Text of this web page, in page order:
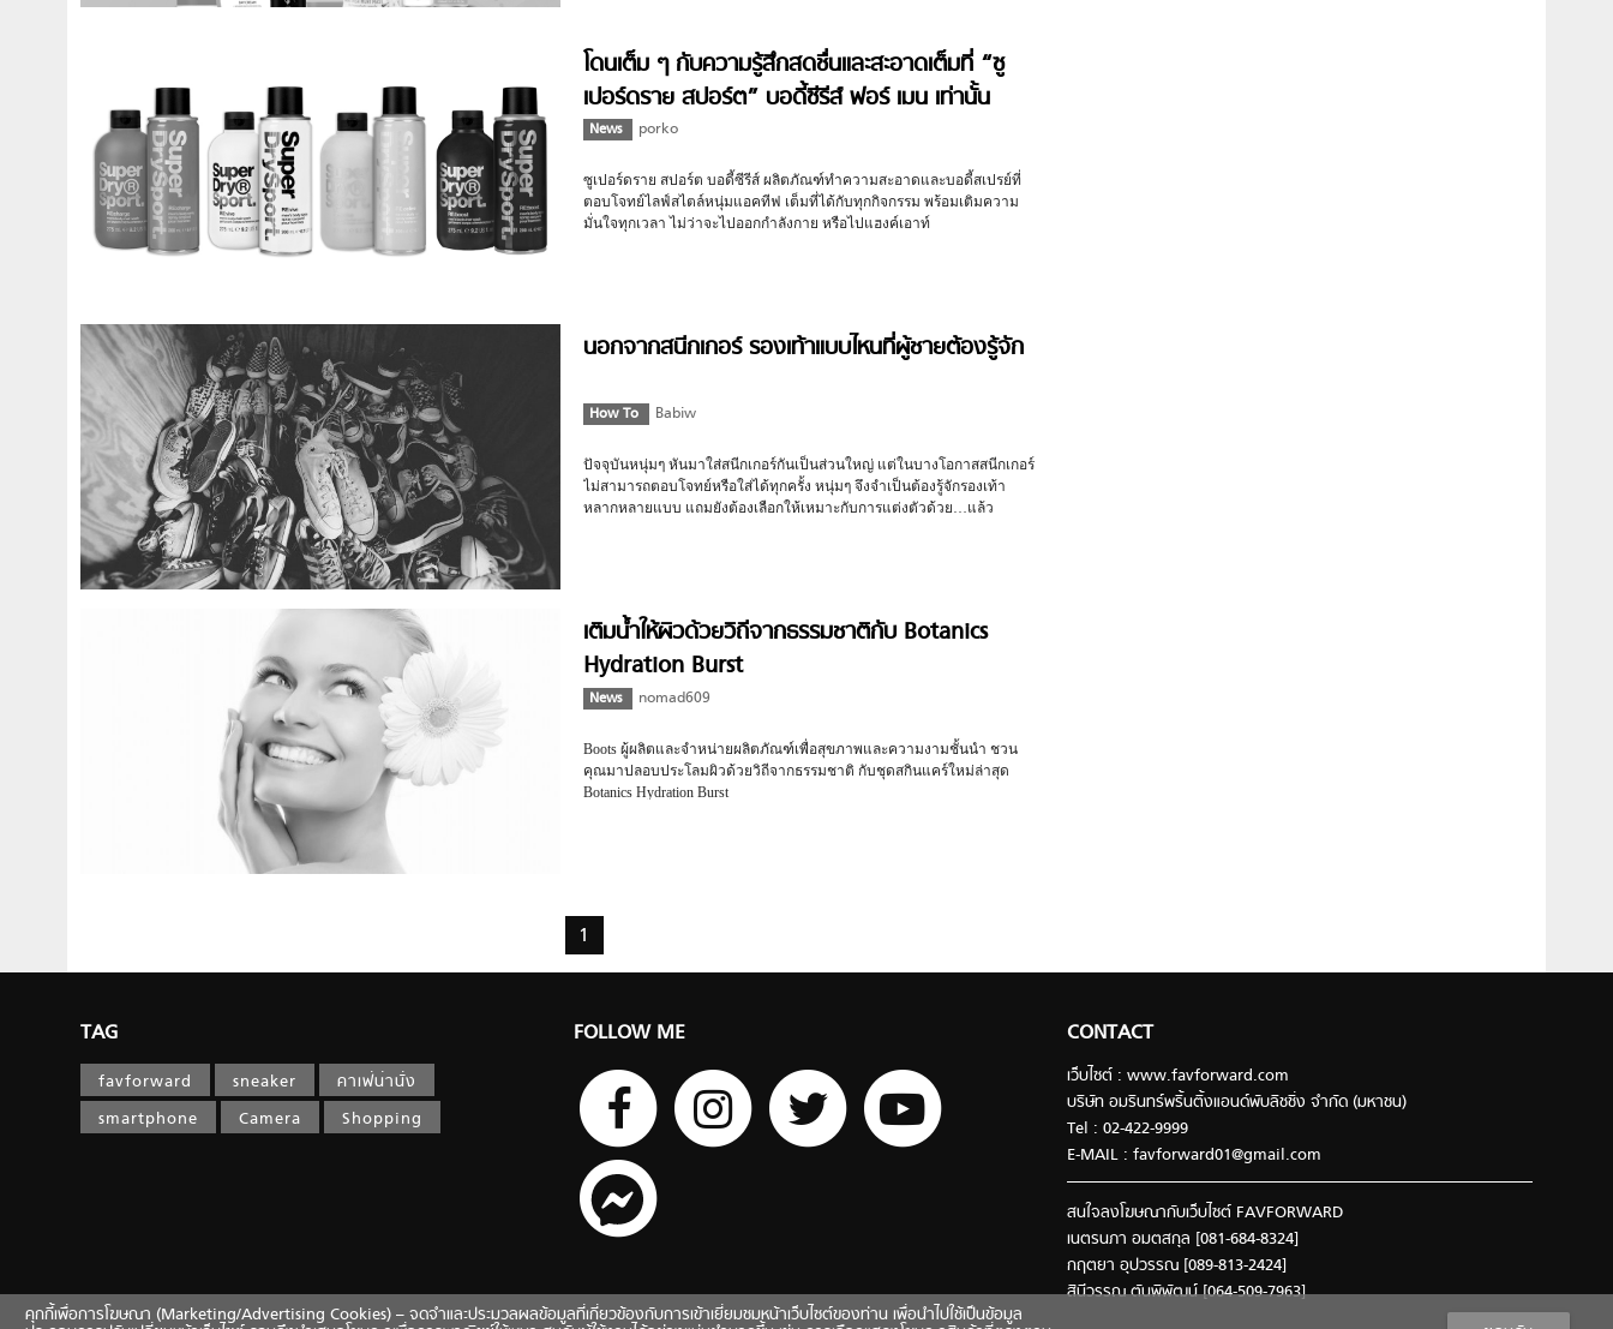
โดนเต็ม ๆ กับความรู้สึกสดชื่นและสะอาดเต็มที่ “ซู
เปอร์ดราย สปอร์ต” บอดี้ซีรีส์ ฟอร์ เมน เท่านั้น
News porko
ซูเปอร์ดราย สปอร์ต บอดี้ซีรีส์ ผลิตภัณฑ์ทำความสะอาดและบอดี้สเปรย์ที่
ตอบโจทย์ไลฟ์สไตล์หนุ่มแอคทีฟ เต็มที่ได้กับทุกกิจกรรม พร้อมเติมความ
มั่นใจทุกเวลา ไม่ว่าจะไปออกกำลังกาย หรือไปแฮงค์เอาท์
นอกจากสนีกเกอร์ รองเท้าแบบไหนที่ผู้ชายต้องรู้จัก
How To Babiw
ปัจจุบันหนุ่มๆ หันมาใส่สนีกเกอร์กันเป็นส่วนใหญ่ แต่ในบางโอกาสสนีกเกอร์
ไม่สามารถตอบโจทย์หรือใส่ได้ทุกครั้ง หนุ่มๆ จึงจำเป็นต้องรู้จักรองเท้า
หลากหลายแบบ แถมยังต้องเลือกให้เหมาะกับการแต่งตัวด้วย…แล้ว
เติมน้ำให้ผิวด้วยวิถีจากธรรมชาติกับ Botanics
Hydration Burst
News nomad609
Boots ผู้ผลิตและจำหน่ายผลิตภัณฑ์เพื่อสุขภาพและความงามชั้นนำ ชวน
คุณมาปลอบประโลมผิวด้วยวิถีจากธรรมชาติ กับชุดสกินแคร์ใหม่ล่าสุด
Botanics Hydration Burst
1
TAG
favforward sneaker
คาเฟ่น่านั่ง
smartphone
Camera Shopping
FOLLOW ME CONTACT
เว็บไซต์ : www.favforward.com
บริษัท อมรินทร์พริ้นติ้งแอนด์พับลิชชิ่ง จำกัด (มหาชน)
Tel : 02-422-9999
E-MAIL : favforward01@gmail.com
สนใจลงโฆษณากับเว็บไซต์ FAVFORWARD
เนตรนภา อมตสกุล [081-684-8324]
กฤตยา อุปวรรณ [089-813-2424]
สินีวรรณ ตันพิพัฒน์ [064-509-7963]
คุกกี้เพื่อการโฆษณา (Marketing/Advertising Cookies) – จดจำและประมวลผลข้อมูลที่เกี่ยวข้องกับการเข้าเยี่ยมชมหน้าเว็บไซต์ของท่าน เพื่อนำไปใช้เป็นข้อมูล